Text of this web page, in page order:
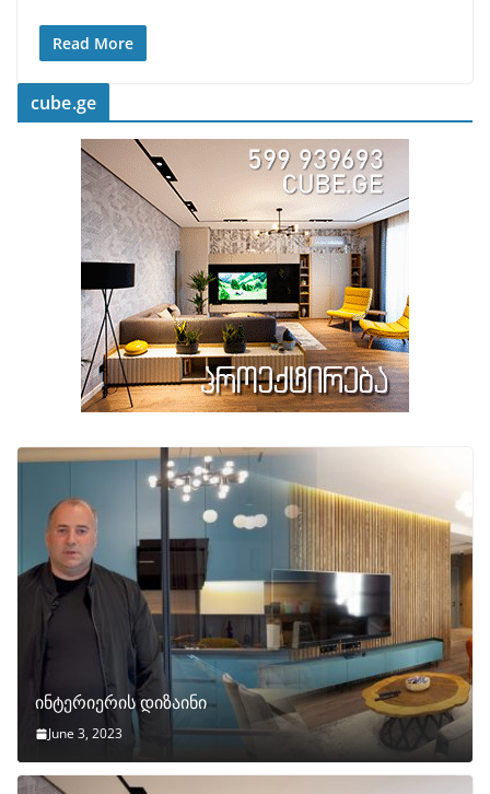
Read More
cube.ge
ინტერიერის დიზაინი
June 3, 2023